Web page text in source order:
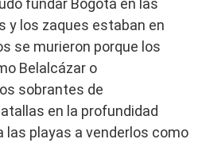
fundar Bogotá en las
y los zaques estaban en
se murieron porque los
Belalcázar o
sobrantes de
en la profundidad
las playas a venderlos como